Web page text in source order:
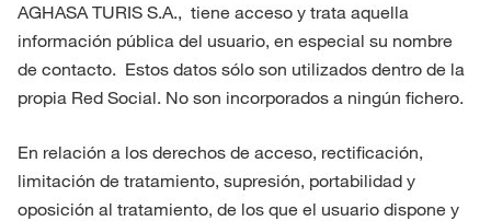
AGHASA TURIS S.A., tiene acceso y trata aquella
información pública del usuario, en especial su nombre
de contacto. Estos datos sólo son utilizados dentro de la
propia Red Social. No son incorporados a ningún fichero.
En relación a los derechos de acceso, rectificación,
limitación de tratamiento, supresión, portabilidad y
oposición al tratamiento, de los que el usuario dispone y